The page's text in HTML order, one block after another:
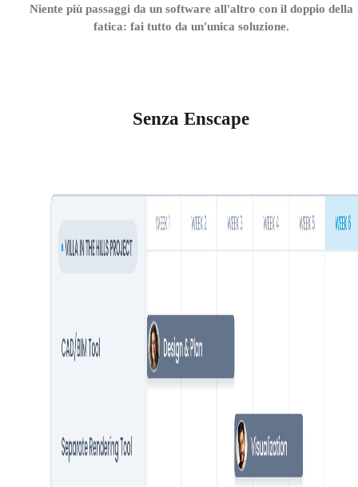
Niente più passaggi da un software all'altro con il doppio della
fatica: fai tutto da un'unica soluzione.
Senza Enscape